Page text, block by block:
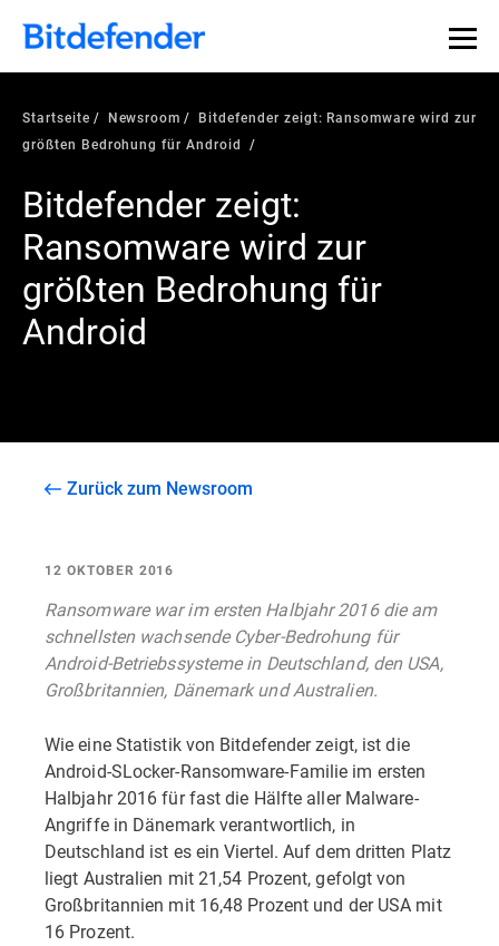
Startseite Newsroom
Bitdefender zeigt: Ransomware wird zur
größten Bedrohung für Android
Bitdefender zeigt:
Ransomware wird zur
größten Bedrohung für
Android
Zurück zum Newsroom
12 OKTOBER 2016
Ransomware war im ersten Halbjahr 2016 die am
schnellsten wachsende Cyber-Bedrohung für
Android-Betriebssysteme in Deutschland, den USA,
Großbritannien, Dänemark und Australien.
Wie eine Statistik von Bitdefender zeigt, ist die
Android-SLocker-Ransomware-Familie im ersten
Halbjahr 2016 für fast die Hälfte aller Malware-
Angriffe in Dänemark verantwortlich, in
Deutschland ist es ein Viertel. Auf dem dritten Platz
liegt Australien mit 21,54 Prozent, gefolgt von
Großbritannien mit 16,48 Prozent und der USA mit
16 Prozent.